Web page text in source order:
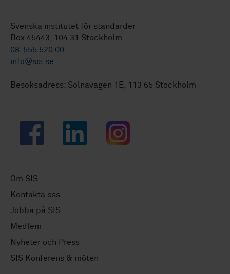
Svenska institutet för standarder
Box 45443, 104 31 Stockholm
08-555 520 00
info@sis.se
Besöksadress: Solnavägen 1E, 113 65 Stockholm
Facebook LinkedIn Instagram
Om SIS
Kontakta oss
Jobba på SIS
Medlem
Nyheter och Press
SIS Konferens & möten